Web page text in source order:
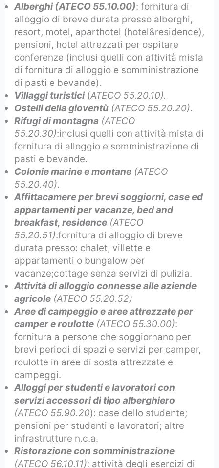
Alberghi (ATECO 55.10.00): fornitura di
alloggio di breve durata presso alberghi,
resort, motel, aparthotel (hotel&residence),
pensioni, hotel attrezzati per ospitare
conferenze (inclusi quelli con attività mista
di fornitura di alloggio e somministrazione
di pasti e bevande).
Villaggi turistici(ATECO 55.20.10).
Ostelli della gioventù (ATECO 55.20.20).
Rifugi di montagna (ATECO
55.20.30):inclusi quelli con attività mista di
fornitura di alloggio e somministrazione di
pasti e bevande.
Colonie marine e montane (ATECO
55.20.40).
Affittacamere per brevi soggiorni, case ed
appartamenti per vacanze, bed and
breakfast, residence (ATECO
55.20.51):fornitura di alloggio di breve
durata presso: chalet, villette e
appartamenti o bungalow per
vacanze;cottage senza servizi di pulizia.
Attività di alloggio connesse alle aziende
agricole (ATECO 55.20.52)
Aree di campeggio e aree attrezzate per
camper e roulotte (ATECO 55.30.00):
fornitura a persone che soggiornano per
brevi periodi di spazi e servizi per camper,
roulotte in aree di sosta attrezzate e
campeggi.
Alloggi per studenti e lavoratori con
servizi accessori di tipo alberghiero
(ATECO 55.90.20): case dello studente;
pensioni per studenti e lavoratori; altre
infrastrutture n.c.a.
Ristorazione con somministrazione
(ATECO 56.10.11): attività degli esercizi di